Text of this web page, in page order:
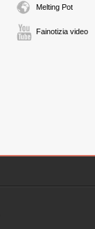
Melting Pot
Fainotizia video